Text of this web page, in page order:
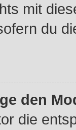
mit
du
den
die